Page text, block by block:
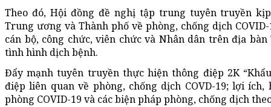
Theo đó, Hội đồng đề nghị tập trung tuyên truyền
Trung ương và Thành phố về phòng, chống dịch
cán bộ, công chức, viên chức và Nhân dân trên địa
tình hình dịch bệnh.
Đẩy mạnh tuyên truyền thực hiện thông điệp 2K
điệp liên quan về phòng, chống dịch COVD-19; lợi
phòng COVID-19 và các biện pháp phòng, chống dịch